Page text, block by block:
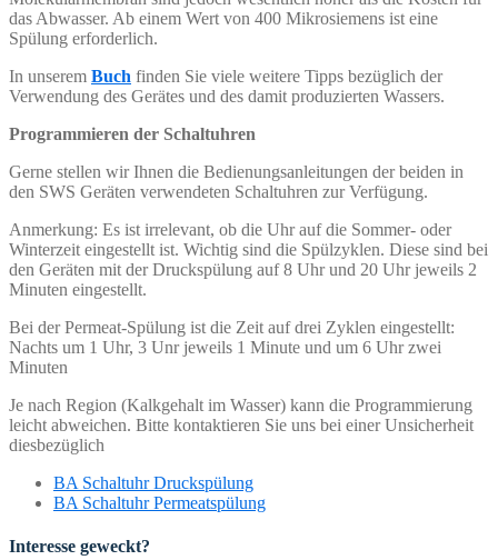
das Abwasser. Ab einem Wert von 400 Mikrosiemens ist eine
Spülung erforderlich.
In unserem Buch finden Sie viele weitere Tipps bezüglich der
Verwendung des Gerätes und des damit produzierten Wassers.
Programmieren der Schaltuhren
Gerne stellen wir Ihnen die Bedienungsanleitungen der beiden in
den SWS Geräten verwendeten Schaltuhren zur Verfügung.
Anmerkung: Es ist irrelevant, ob die Uhr auf die Sommer- oder
Winterzeit eingestellt ist. Wichtig sind die Spülzyklen. Diese sind bei
den Geräten mit der Druckspülung auf 8 Uhr und 20 Uhr jeweils 2
Minuten eingestellt.
Bei der Permeat-Spülung ist die Zeit auf drei Zyklen eingestellt:
Nachts um 1 Uhr, 3 Unr jeweils 1 Minute und um 6 Uhr zwei
Minuten
Je nach Region (Kalkgehalt im Wasser) kann die Programmierung
leicht abweichen. Bitte kontaktieren Sie uns bei einer Unsicherheit
diesbezüglich
BA Schaltuhr Druckspülung
BA Schaltuhr Permeatspülung
Interesse geweckt?